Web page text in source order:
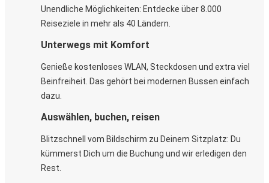
Unendliche Möglichkeiten: Entdecke über 8.000
Reiseziele in mehr als 40 Ländern.
Unterwegs mit Komfort
Genieße kostenloses WLAN, Steckdosen und extra viel
Beinfreiheit. Das gehört bei modernen Bussen einfach
dazu.
Auswählen, buchen, reisen
Blitzschnell vom Bildschirm zu Deinem Sitzplatz: Du
kümmerst Dich um die Buchung und wir erledigen den
Rest.